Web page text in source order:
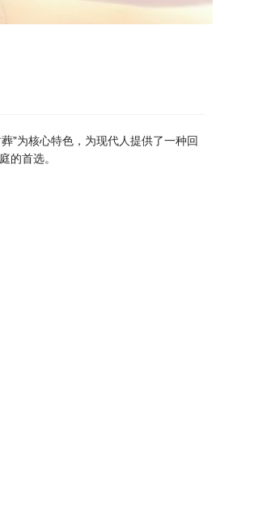
"为核心特色，为现代人提供了一种回
首选。